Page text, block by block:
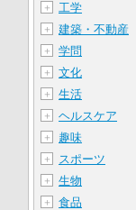
＋ 工学
＋ 建築・不動産
＋ 学問
＋ 文化
＋ 生活
＋ ヘルスケア
＋ 趣味
＋ スポーツ
＋ 生物
＋ 食品